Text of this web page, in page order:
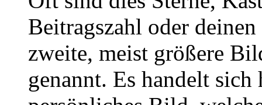
Beitragszahl oder
zweite, meist größere
genannt. Es handelt